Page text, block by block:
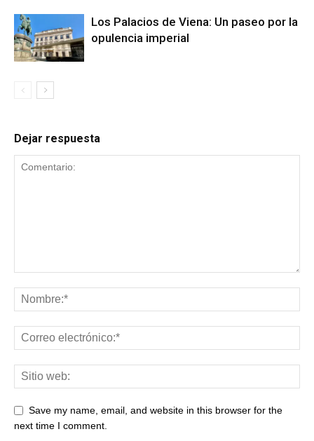
Los Palacios de Viena: Un paseo por la
opulencia imperial
Dejar respuesta
Save my name, email, and website in this browser for the
next time I comment.